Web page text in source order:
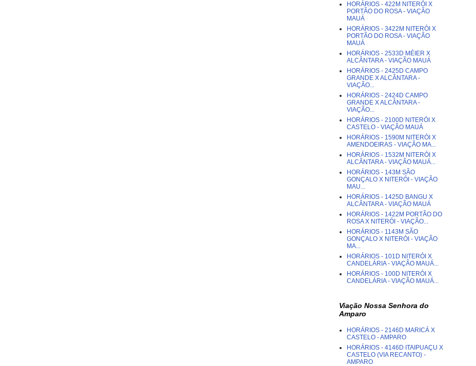
HORÁRIOS - 422M NITERÓI X
PORTÃO DO ROSA - VIAÇÃO
MAUÁ
HORÁRIOS - 3422M NITERÓI X
PORTÃO DO ROSA - VIAÇÃO
MAUÁ
HORÁRIOS - 2533D MÉIER X
ALCÂNTARA - VIAÇÃO MAUÁ
HORÁRIOS - 2425D CAMPO
GRANDE X ALCÂNTARA -
VIAÇÃO...
HORÁRIOS - 2424D CAMPO
GRANDE X ALCÂNTARA -
VIAÇÃO...
HORÁRIOS - 2100D NITERÓI X
CASTELO - VIAÇÃO MAUÁ
HORÁRIOS - 1590M NITERÓI X
AMENDOEIRAS - VIAÇÃO MA...
HORÁRIOS - 1532M NITERÓI X
ALCÂNTARA - VIAÇÃO MAUÁ...
HORÁRIOS - 143M SÃO
GONÇALO X NITERÓI - VIAÇÃO
MAU...
HORÁRIOS - 1425D BANGU X
ALCÂNTARA - VIAÇÃO MAUÁ
HORÁRIOS - 1422M PORTÃO DO
ROSA X NITERÓI - VIAÇÃO...
HORÁRIOS - 1143M SÃO
GONÇALO X NITERÓI - VIAÇÃO
MA...
HORÁRIOS - 101D NITERÓI X
CANDELÁRIA - VIAÇÃO MAUÁ...
HORÁRIOS - 100D NITERÓI X
CANDELÁRIA - VIAÇÃO MAUÁ...
Viação Nossa Senhora do
Amparo
HORÁRIOS - 2146D MARICÁ X
CASTELO - AMPARO
HORÁRIOS - 4146D ITAIPUAÇU X
CASTELO (VIA RECANTO) -
AMPARO